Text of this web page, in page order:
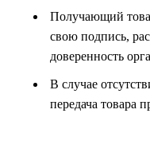
Получающий
свою подпись,
доверенность
В случае
передача товара